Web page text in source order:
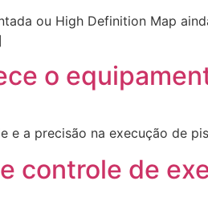
ou High Definition Map
o
e a precisão na execução de
controle de